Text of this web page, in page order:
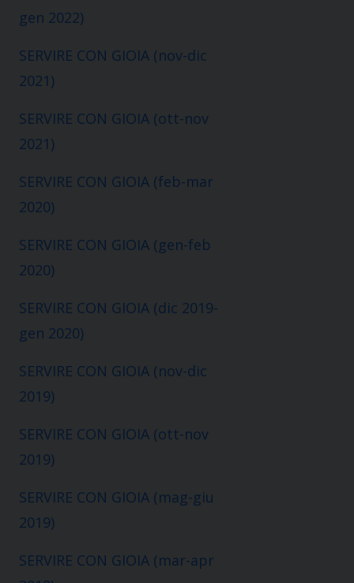
gen 2022)
SERVIRE CON GIOIA (nov-dic
2021)
SERVIRE CON GIOIA (ott-nov
2021)
SERVIRE CON GIOIA (feb-mar
2020)
SERVIRE CON GIOIA (gen-feb
2020)
SERVIRE CON GIOIA (dic 2019-
gen 2020)
SERVIRE CON GIOIA (nov-dic
2019)
SERVIRE CON GIOIA (ott-nov
2019)
SERVIRE CON GIOIA (mag-giu
2019)
SERVIRE CON GIOIA (mar-apr